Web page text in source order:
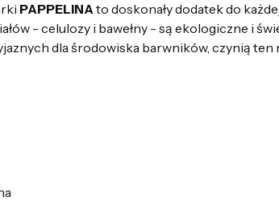
PAPPELINAto doskonały dodatek do
- celulozy i bawełny - są ekologiczne i
dla środowiska barwników, czynią